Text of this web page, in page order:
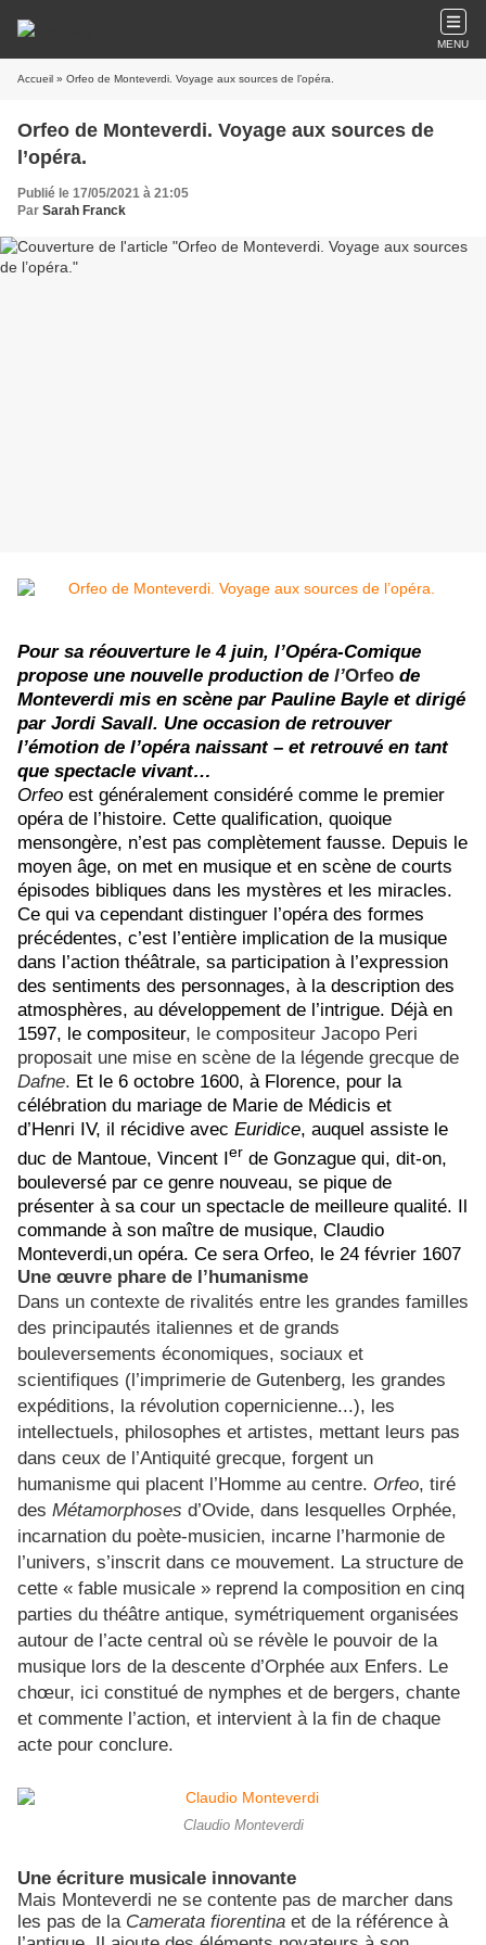
MENU
Accueil » Orfeo de Monteverdi. Voyage aux sources de l’opéra.
Orfeo de Monteverdi. Voyage aux sources de
l’opéra.
Publié le 17/05/2021 à 21:05
Par Sarah Franck
Pour sa réouverture le 4 juin, l’Opéra-Comique
propose une nouvelle production de l’Orfeo de
Monteverdi mis en scène par Pauline Bayle et dirigé
par Jordi Savall. Une occasion de retrouver
l’émotion de l’opéra naissant – et retrouvé en tant
que spectacle vivant…
Orfeo est généralement considéré comme le premier
opéra de l’histoire. Cette qualification, quoique
mensongère, n’est pas complètement fausse. Depuis le
moyen âge, on met en musique et en scène de courts
épisodes bibliques dans les mystères et les miracles.
Ce qui va cependant distinguer l’opéra des formes
précédentes, c’est l’entière implication de la musique
dans l’action théâtrale, sa participation à l’expression
des sentiments des personnages, à la description des
atmosphères, au développement de l’intrigue. Déjà en
1597, le compositeur, le compositeur Jacopo Peri
proposait une mise en scène de la légende grecque de
Dafne. Et le 6 octobre 1600, à Florence, pour la
célébration du mariage de Marie de Médicis et
d’Henri IV, il récidive avec Euridice, auquel assiste le
duc de Mantoue, Vincent Ier de Gonzague qui, dit-on,
bouleversé par ce genre nouveau, se pique de
présenter à sa cour un spectacle de meilleure qualité. Il
commande à son maître de musique, Claudio
Monteverdi,un opéra. Ce sera Orfeo, le 24 février 1607
Une œuvre phare de l’humanisme
Dans un contexte de rivalités entre les grandes familles
des principautés italiennes et de grands
bouleversements économiques, sociaux et
scientifiques (l’imprimerie de Gutenberg, les grandes
expéditions, la révolution copernicienne...), les
intellectuels, philosophes et artistes, mettant leurs pas
dans ceux de l’Antiquité grecque, forgent un
humanisme qui placent l’Homme au centre. Orfeo, tiré
des Métamorphoses d’Ovide, dans lesquelles Orphée,
incarnation du poète-musicien, incarne l’harmonie de
l’univers, s’inscrit dans ce mouvement. La structure de
cette « fable musicale » reprend la composition en cinq
parties du théâtre antique, symétriquement organisées
autour de l’acte central où se révèle le pouvoir de la
musique lors de la descente d’Orphée aux Enfers. Le
chœur, ici constitué de nymphes et de bergers, chante
et commente l’action, et intervient à la fin de chaque
acte pour conclure.
Claudio Monteverdi
Une écriture musicale innovante
Mais Monteverdi ne se contente pas de marcher dans
les pas de la Camerata fiorentina et de la référence à